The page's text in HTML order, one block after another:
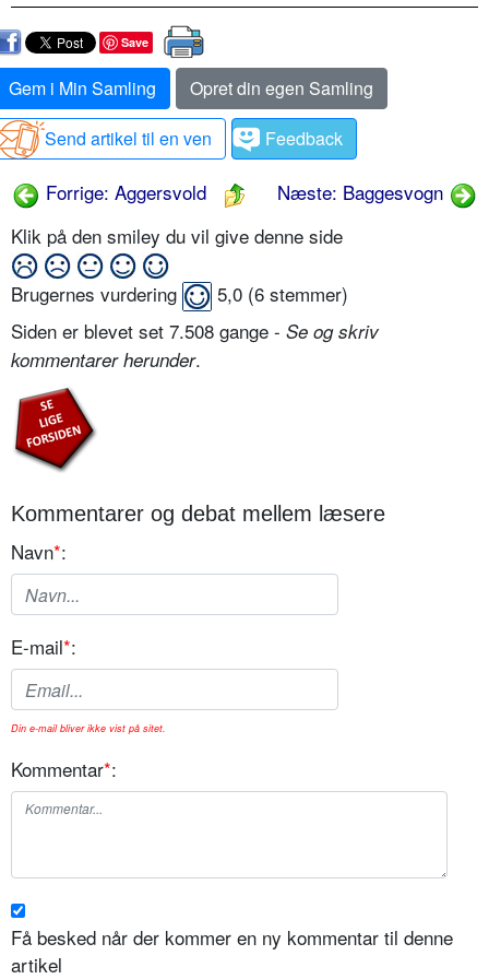
Save
Gem i Min Samling
Opret din egen Samling
Send artikel til en ven
Feedback
Forrige: Aggersvold
Næste: Baggesvogn
Klik på den smiley du vil give denne side
Brugernes vurdering 5,0 (6 stemmer)
Siden er blevet set 7.508 gange - Se og skriv
kommentarer herunder.
Kommentarer og debat mellem læsere
Navn*:
E-mail*:
Din e-mail bliver ikke vist på sitet.
Kommentar*:
Få besked når der kommer en ny kommentar til denne
artikel